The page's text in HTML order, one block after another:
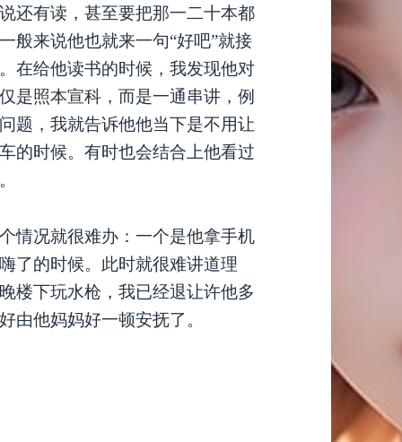
还有读，甚至要把那一二十本都
般来说他也就来一句“好吧”就接
在给他读书的时候，我发现他对
是照本宣科，而是一通串讲，例
题，我就告诉他他当下是不用让
的时候。有时也会结合上他看过
情况就很难办：一个是他拿手机
了的时候。此时就很难讲道理
楼下玩水枪，我已经退让许他多
由他妈妈好一顿安抚了。